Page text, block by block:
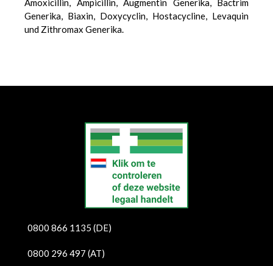
Generika, Biaxin, Doxycyclin, Hostacycline, Levaquin
und Zithromax Generika.
0800 866 1135 (DE)
0800 296 497 (AT)